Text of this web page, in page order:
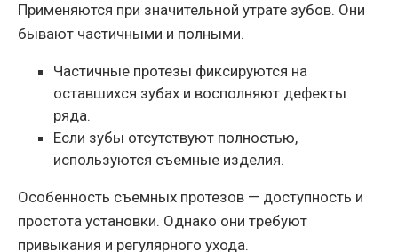
Применяются при значительной утрате зубов. Они
бывают частичными и полными.
Частичные протезы фиксируются на
оставшихся зубах и восполняют дефекты
ряда.
Если зубы отсутствуют полностью,
используются съемные изделия.
Особенность съемных протезов — доступность и
простота установки. Однако они требуют
привыкания и регулярного ухода.